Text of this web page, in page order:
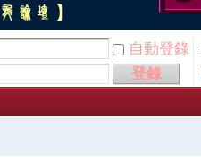
自動登錄
登錄